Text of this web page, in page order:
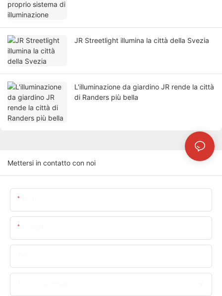
JR Streetlight illumina la città della Svezia
L'illuminazione da giardino JR rende la città
di Randers più bella
Mettersi in contatto con noi